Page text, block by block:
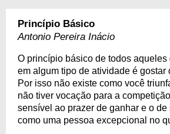
Princípio Básico
Antonio Pereira Inácio
O princípio básico de todos aqueles
em algum tipo de atividade é gostar
Por isso não existe como você
não tiver vocação para a
sensível ao prazer de ganhar e o de
como uma pessoa excepcional no